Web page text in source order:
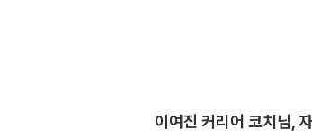
이여진 커리어 코치님,